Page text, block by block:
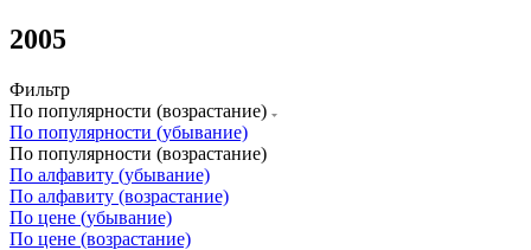
2005
Фильтр
По популярности (возрастание)
По популярности (убывание)
По популярности (возрастание)
По алфавиту (убывание)
По алфавиту (возрастание)
По цене (убывание)
По цене (возрастание)